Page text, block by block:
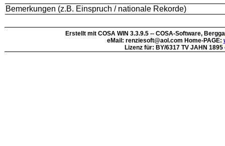
Bemerkungen (z.B. Einspruch / nationale Rekorde)
Erstellt mit COSA WIN 3.3.9.5 -- COSA-Software,
eMail: renziesoft@aol.com Home-PAGE:
Lizenz für: BY/6317 TV JAHN